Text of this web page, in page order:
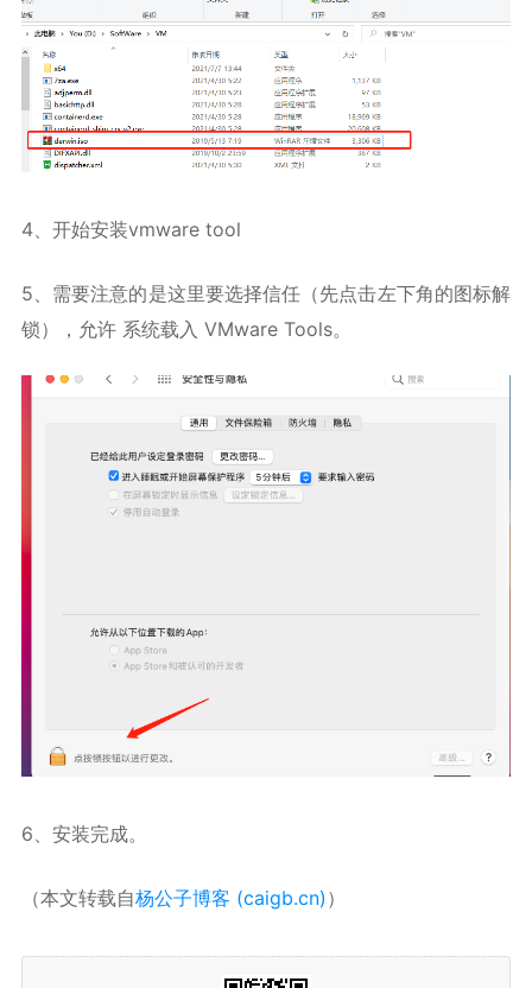
4、开始安装vmware tool
5、需要注意的是这里要选择信任（先点击左下角的图标解
锁），允许 系统载入 VMware Tools。
6、安装完成。
（本文转载自杨公子博客 (caigb.cn) ）